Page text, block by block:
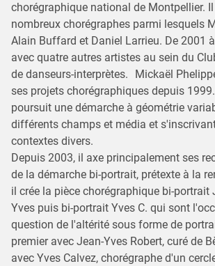
chorégraphique national de Montpellier.
nombreux chorégraphes parmi lesquels
Alain Buffard et Daniel Larrieu. De 2001
avec quatre autres artistes au sein du
de danseurs-interprètes. Mickaël
ses projets chorégraphiques depuis 1999.
poursuit une démarche à géométrie
différents champs et média et
contextes divers.
Depuis 2003, il axe principalement ses
de la démarche bi-portrait, prétexte à la
il crée la pièce chorégraphique bi-portrait
Yves puis bi-portrait Yves C. qui sont
question de l'altérité sous forme de
premier avec Jean-Yves Robert, curé de
avec Yves Calvez, chorégraphe d'un